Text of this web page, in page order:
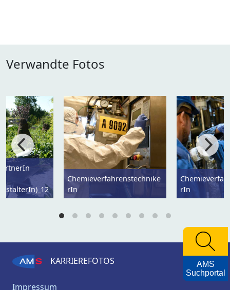
Verwandte Fotos
Chemieverfahrenstechnike
rIn
rIn
KARRIEREFOTOS
Impressum
AMS
Suchportal